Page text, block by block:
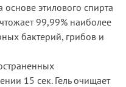
основе этилового спирта
99,99% наиболее
бактерий, грибов и
15 сек. Гель очищает